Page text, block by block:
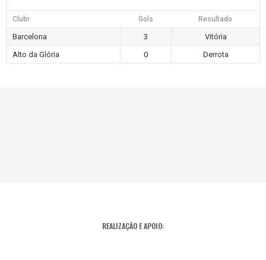
Clubr Gols Resultado
Barcelona 3
Vitória
Alto da Glória
0 Derrota
REALIZAÇÃO E APOIO: